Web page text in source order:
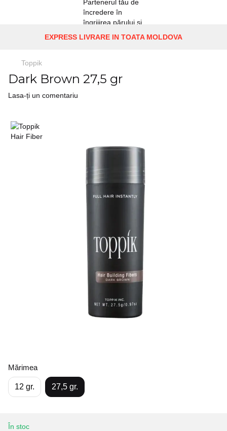
EXPRESS LIVRARE IN TOATA MOLDOVA
Toppik
Dark Brown 27,5 gr
Lasa-ți un comentariu
Mărimea
12 gr. 27,5 gr.
În stoc